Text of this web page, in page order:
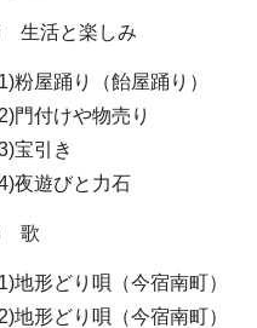
生活と楽しみ
粉屋踊り（飴屋踊り）
門付けや物売り
宝引き
夜遊びと力石
歌
地形どり唄（今宿南町）
地形どり唄（今宿南町）